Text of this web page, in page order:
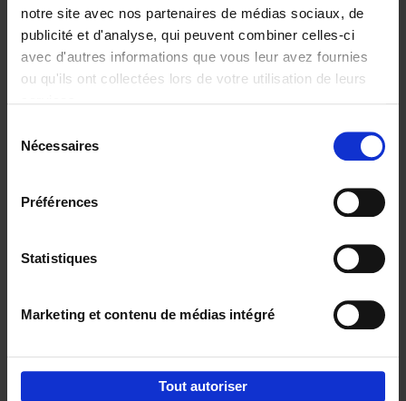
notre site avec nos partenaires de médias sociaux, de
publicité et d'analyse, qui peuvent combiner celles-ci
avec d'autres informations que vous leur avez fournies
ou qu'ils ont collectées lors de votre utilisation de leurs
Nécessaires
Préférences
Statistiques
Marketing et contenu de médias intégré
Tout autoriser
€29,99
Digital marketing like a PRO -
completely revised edition (EN)